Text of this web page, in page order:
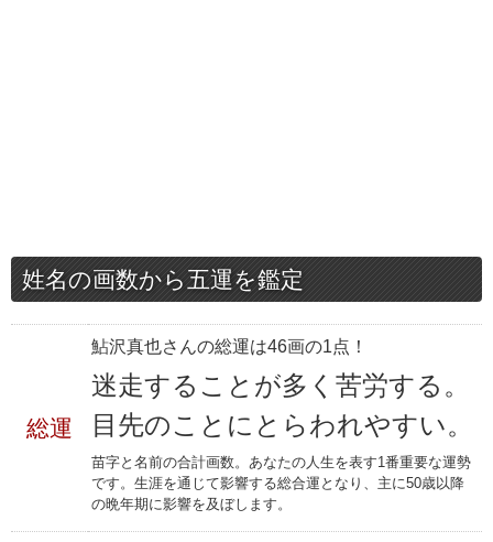
姓名の画数から五運を鑑定
総運
鮎沢真也さんの総運は46画の1点！
迷走することが多く苦労する。
目先のことにとらわれやすい。
苗字と名前の合計画数。あなたの人生を表す1番重要な運勢
です。生涯を通じて影響する総合運となり、主に50歳以降
の晩年期に影響を及ぼします。